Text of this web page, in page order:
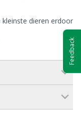
dieren erdoor
Feedback